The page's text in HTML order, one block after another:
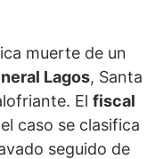
muerte de un
Lagos, Santa
El fiscal
caso se clasifica
seguido de